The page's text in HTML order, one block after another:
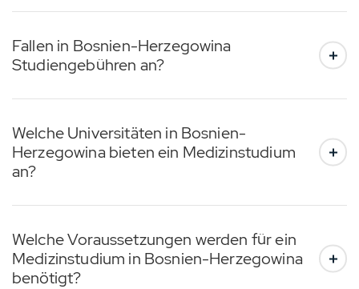
Fallen in Bosnien-Herzegowina
Studiengebühren an?
Welche Universitäten in Bosnien-
Herzegowina bieten ein Medizinstudium
an?
Welche Voraussetzungen werden für ein
Medizinstudium in Bosnien-Herzegowina
benötigt?